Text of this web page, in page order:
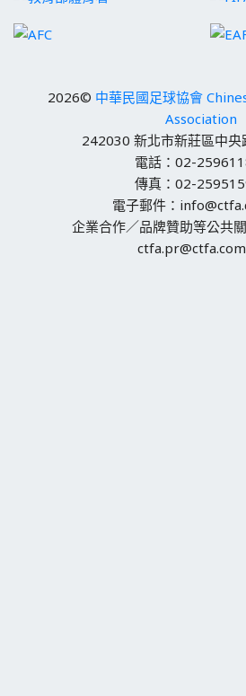
2026© 中華民國足球協會
Association
242030 新北市新莊區中
電話：02-
傳真：02-
電子郵件：
企業合作／品牌贊助等公共